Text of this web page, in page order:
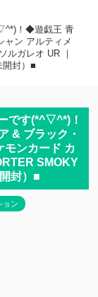
！◆遊戯王 青
ャン アルティメ
ルガレオ UR ｜
開封）■
です(*^▽^*)！
& ブラック・
モンカード カ
SMOKY
封）■
ョン